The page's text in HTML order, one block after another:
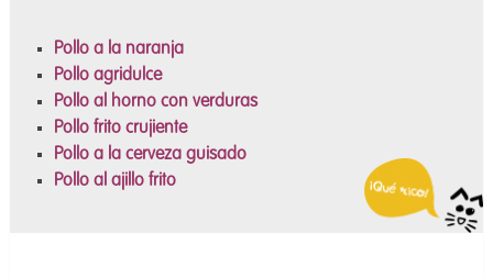
Pollo a la naranja
Pollo agridulce
Pollo al horno con verduras
Pollo frito crujiente
Pollo a la cerveza guisado
Pollo al ajillo frito